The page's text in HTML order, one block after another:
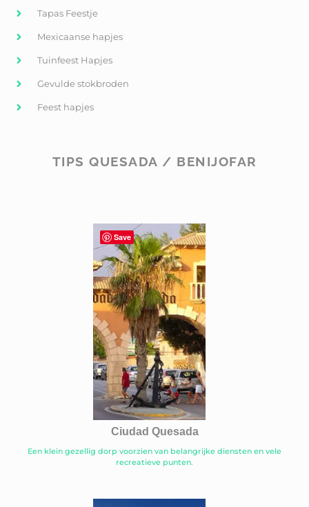
Tapas Feestje
Mexicaanse hapjes
Tuinfeest Hapjes
Gevulde stokbroden
Feest hapjes
TIPS QUESADA / BENIJOFAR
Ciudad Quesada
Een klein gezellig dorp voorzien van belangrijke diensten en vele
recreatieve punten.
Save